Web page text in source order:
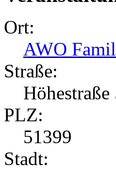
Ort:
AWO
Straße:
Höhestraße
PLZ:
51399
Stadt: